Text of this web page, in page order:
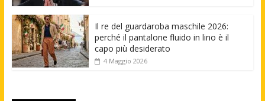
Il re del guardaroba maschile 2026:
perché il pantalone fluido in lino è il
capo più desiderato
4 Maggio 2026